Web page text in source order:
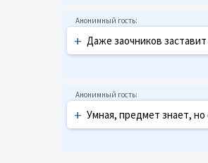
+ Даже заочников
+ Умная, предмет знает,